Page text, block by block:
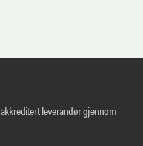
leverandør gjennom